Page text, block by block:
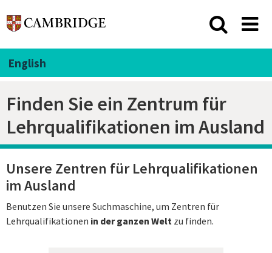
English
Finden Sie ein Zentrum für
Lehrqualifikationen im Ausland
Unsere Zentren für Lehrqualifikationen
im Ausland
Benutzen Sie unsere Suchmaschine, um Zentren für
Lehrqualifikationen in der ganzen Welt zu finden.